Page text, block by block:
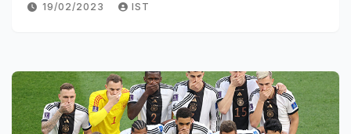
19/02/2023 IST